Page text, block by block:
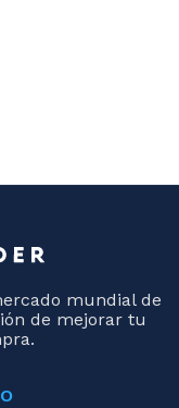
mundial de
de mejorar tu